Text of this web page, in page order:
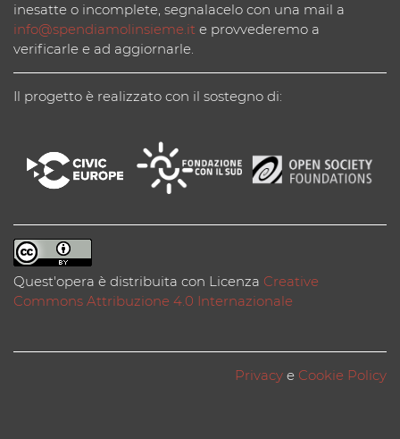
inesatte o incomplete, segnalacelo con una mail a
info@spendiamolinsieme.it e provvederemo a
verificarle e ad aggiornarle.
Il progetto è realizzato con il sostegno di:
Quest'opera è distribuita con Licenza Creative
Commons Attribuzione 4.0 Internazionale
Privacy e Cookie Policy